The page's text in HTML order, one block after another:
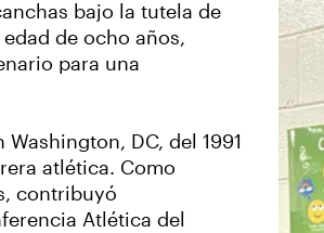
bajo la tutela de
de ocho años,
para una
DC, del 1991
atlética. Como
contribuyó
Atlética del